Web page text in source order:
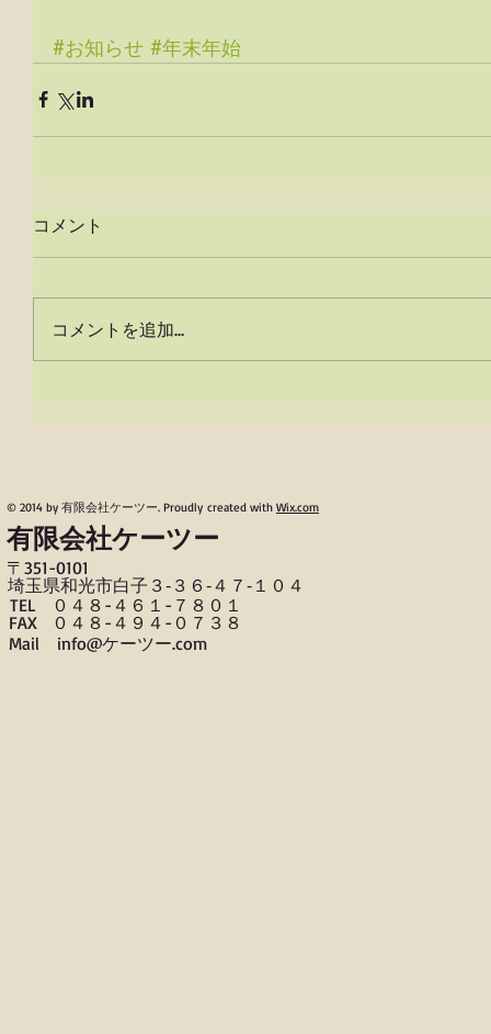
#お知らせ #年末年始
コメント
コメントを追加…
© 2014 by 有限会社ケーツー. Proudly created with Wix.com
有限会社ケーツー
〒​351-0101
​埼玉県和光市白子３‐３６‐４７‐１０４
TEL ０４８-４６１-７８０１
FAX ０４８-４９４-０７３８
​Mail info@ケーツー.com